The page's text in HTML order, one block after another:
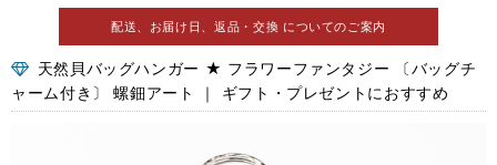
配送、お届け日、返品・交換 についてのご案内
天然貝バッグハンガー ★ フラワーファンタジー 〔バッグチ
ャーム付き〕 螺鈿アート ｜ ギフト・プレゼントにおすすめ